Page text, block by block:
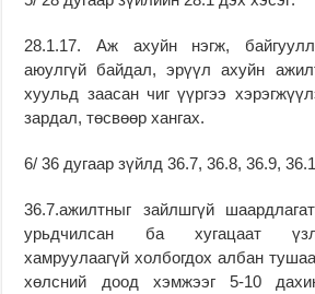
28.1.17. Аж ахуйн нэгж,
аюулгүй байдал, эрүүл ахуйн
хуульд заасан чиг үүргээ
зардал, төсвөөр хангах.
6/ 36 дугаар зүйлд 36.7, 36.8, 36.9,
36.7.ажилтныг зайлшгүй
урьдчилсан ба хугацаат
хамруулаагүй холбогдох албан
хөлсний доод хэмжээг 5-10